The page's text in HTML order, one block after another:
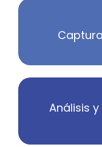
Análisis